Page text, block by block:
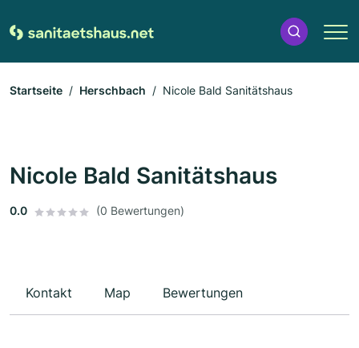
Startseite Herschbach Nicole Bald Sanitätshaus
Nicole Bald Sanitätshaus
0.0 (0 Bewertungen)
Kontakt Map Bewertungen